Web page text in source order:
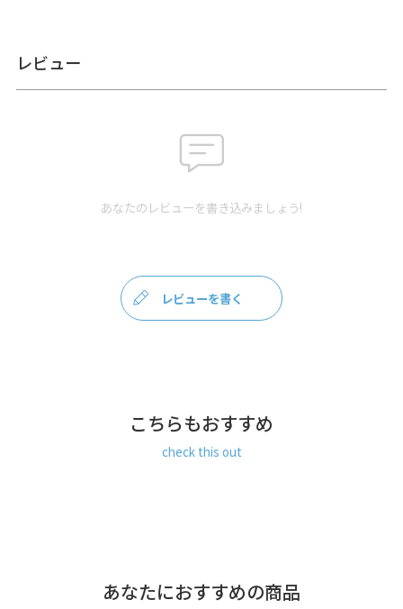
備考
こちらの製品は本革を使用しています。小さなキズや色むら
・雨や汗などの水分、摩擦により、色が落ちる場合がありま
しして下さい。
＜重さ＞ 7g
＜金具＞ 真鍮・鉄（アンティークゴールド・シルバー）
クレジットカード
ます。
レビュー
あなたのレビューを書き込みましょう!
レビューを書く
こちらもおすすめ
check this out
あなたにおすすめの商品